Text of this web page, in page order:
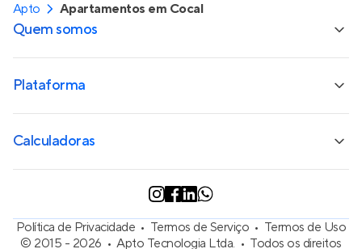
Apto Apartamentos em Cocal
Quem somos
Plataforma
Calculadoras
Política de Privacidade Termos de Serviço
Termos de Uso
© 2015 - 2026
Apto Tecnologia Ltda. Todos os direitos